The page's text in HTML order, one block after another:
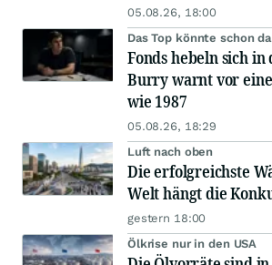
05.08.26, 18:00
Das Top könnte schon
Fonds hebeln sich in
Burry warnt vor
wie 1987
05.08.26, 18:29
Luft nach oben
Die erfolgreichste
Welt hängt die
gestern 18:00
Ölkrise nur in den USA